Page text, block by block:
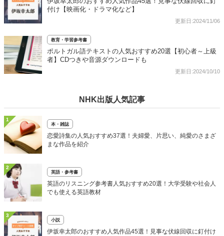
付け【映画化・ドラマ化など】
更新日:2024/11/06
教育・学習参考書
ポルトガル語テキストの人気おすすめ20選【初心者～上級
者】CDつきや音源ダウンロードも
更新日:2024/10/10
NHK出版人気記事
1
本・雑誌
恋愛詩集の人気おすすめ37選！夫婦愛、片思い、純愛のさまざ
まな作品を紹介
2
英語・参考書
英語のリスニング参考書人気おすすめ20選！大学受験や社会人
でも使える英語教材
3
小説
伊坂幸太郎のおすすめ人気作品45選！見事な伏線回収に釘付け